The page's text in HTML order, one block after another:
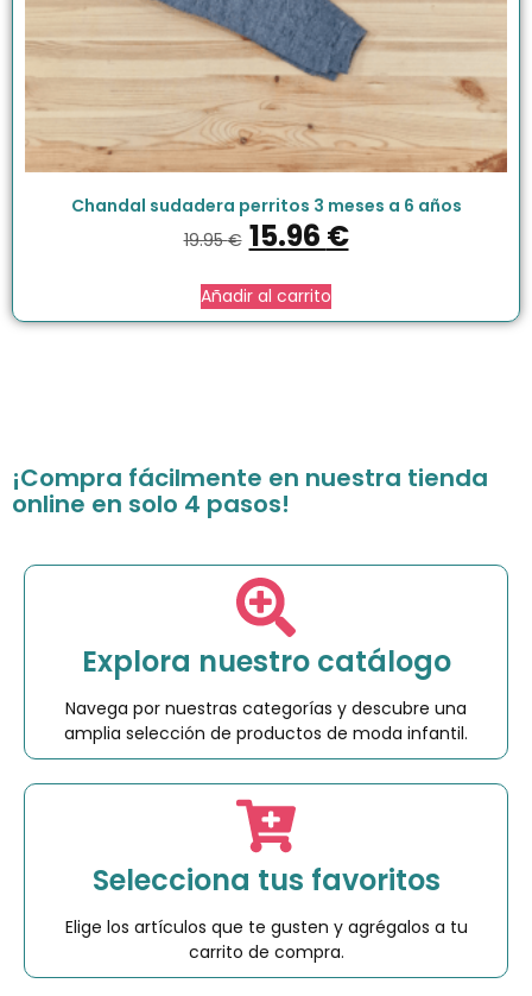
Chandal sudadera perritos 3 meses a 6 años
19.95€ 15.96 €
Añadir al carrito
¡Compra fácilmente en nuestra tienda
online en solo 4 pasos!
Explora nuestro catálogo
Navega por nuestras categorías y descubre una
amplia selección de productos de moda infantil.
Selecciona tus favoritos
Elige los artículos que te gusten y agrégalos a tu
carrito de compra.